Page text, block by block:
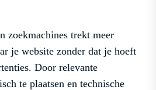
zoekmachines trekt meer
je website zonder dat je hoeft
Door relevante
te plaatsen en technische